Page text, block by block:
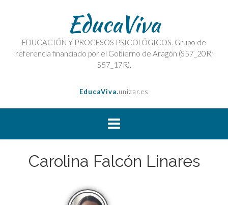
EducaViva
EDUCACIÓN Y PROCESOS PSICOLÓGICOS. Grupo de
referencia financiado por el Gobierno de Aragón (S57_20R;
S57_17R).
EducaViva.unizar.es
Carolina Falcón Linares